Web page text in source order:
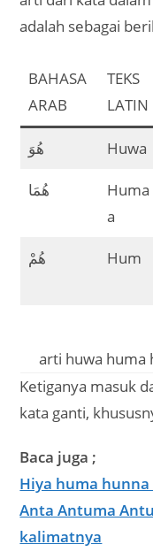
adalah sebagai
BAHASA
ARAB
TEKS
LATIN
هُوَ Huwa
هُمَا
Huma
a
هُمْ Hum
arti huwa huma
Ketiganya masuk
kata ganti,
Baca juga ;
Hiya huma
Anta Antuma
kalimatnya